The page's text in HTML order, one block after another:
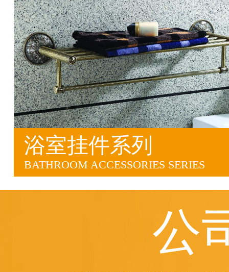
浴室挂件系列
BATHROOM ACCESSORIES SERIES
公